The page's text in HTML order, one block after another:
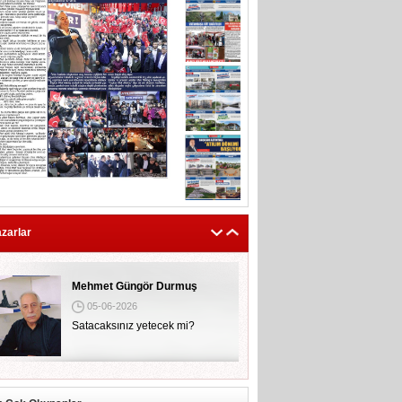
Mehmet Güngör Durmuş
05-06-2026
Satacaksınız yetecek mi?